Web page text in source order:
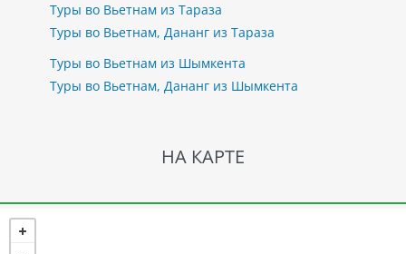
Туры во Вьетнам из Тараза
Туры во Вьетнам, Дананг из Тараза
Туры во Вьетнам из Шымкента
Туры во Вьетнам, Дананг из Шымкента
НА КАРТЕ